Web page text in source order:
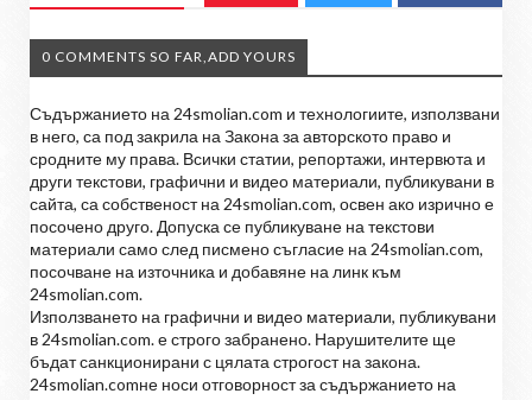
0 COMMENTS SO FAR,ADD YOURS
Съдържанието на 24smolian.com и технологиите, използвани
в него, са под закрила на Закона за авторското право и
сродните му права. Всички статии, репортажи, интервюта и
други текстови, графични и видео материали, публикувани в
сайта, са собственост на 24smolian.com, освен ако изрично е
посочено друго. Допуска се публикуване на текстови
материали само след писмено съгласие на 24smolian.com,
посочване на източника и добавяне на линк към
24smolian.com.
Използването на графични и видео материали, публикувани
в 24smolian.com. е строго забранено. Нарушителите ще
бъдат санкционирани с цялата строгост на закона.
24smolian.comне носи отговорност за съдържанието на